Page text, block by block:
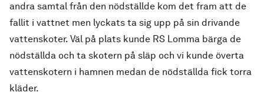
andra samtal från den nödställde kom det fram att de
fallit i vattnet men lyckats ta sig upp på sin drivande
vattenskoter. Väl på plats kunde RS Lomma bärga de
nödställda och ta skotern på släp och vi kunde överta
vattenskotern i hamnen medan de nödställda fick torra
kläder.